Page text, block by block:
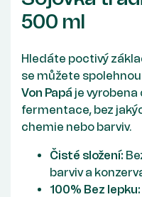
500 ml
Hledáte poctivý
se můžete
Von Papá je
fermentace, bez
chemie nebo barviv.
Čisté složení:
barviv a
100% Bez lepku: